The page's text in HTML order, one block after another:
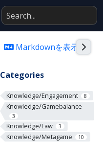
Markdownを表示
Categories
Knowledge/Engagement 8
Knowledge/Gamebalance
3
Knowledge/Law 3
Knowledge/Metagame 10